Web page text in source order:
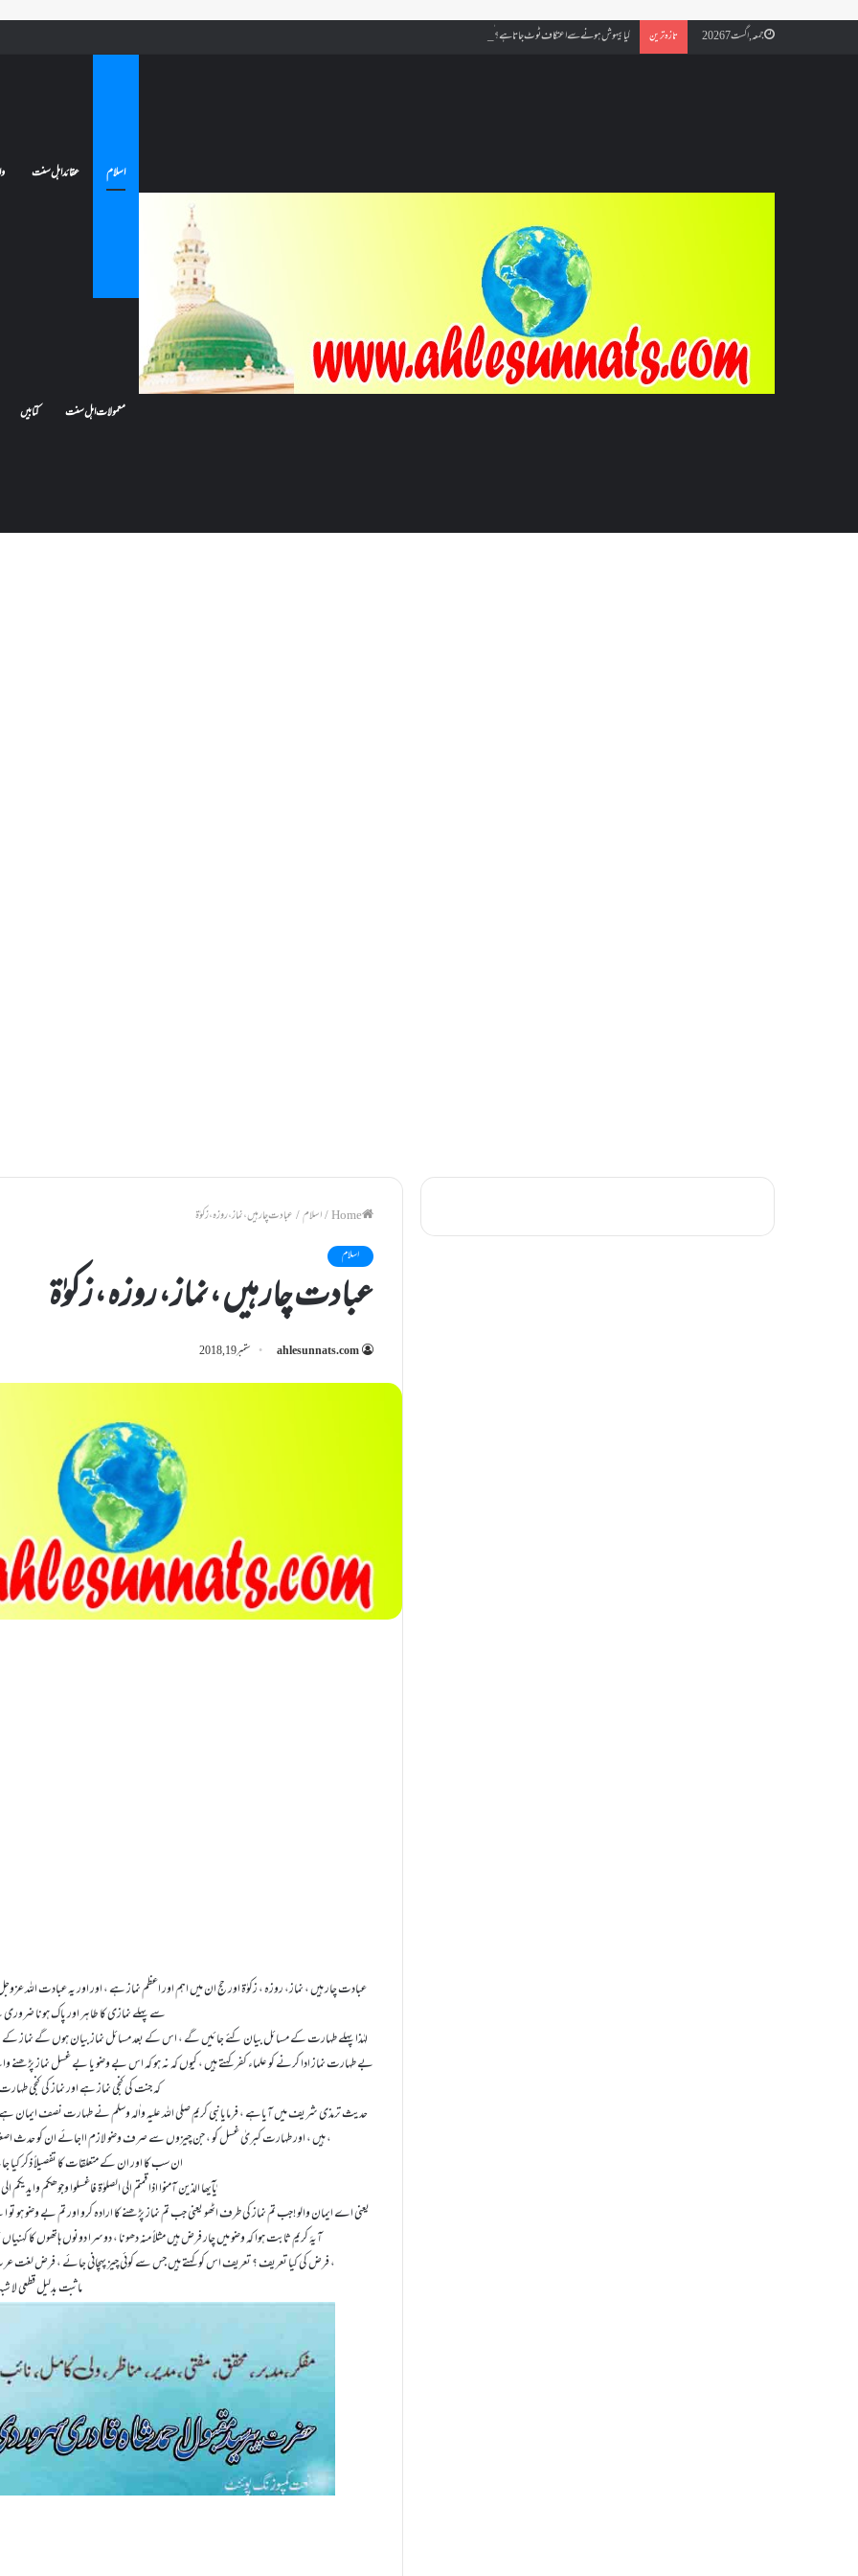
جمعہ, اگست 7 2026 تازہ ترین کیا بیہوش ہونے سے اعتکاف ٹوٹ جاتا ہے؟ اگر معتکف کو احتلام ہو جائے تو کیا اس کا اعتکاف ٹوٹ جائے گا؟فنائے مسجد کسے کہتے ہیں ، اور کیا معتکف فنائے مسجد میں جا سکتا ہے؟
اسلام عقائد اہل سنت
معمولات اہل سنت کتابیں
/اسلام/عبادت چار ہیں ، نماز، روزہ ، زکوٰۃ
اسلام
عبادت چار ہیں ، نماز، روزہ ، زکوٰۃ
ahlesunnats.com ستمبر 19, 2018
عبادت چار ہیں ، نماز، روزہ ، زکوٰۃ اور حج ان میں اہم اور اعظم نماز ہے ، اور اور یہ عبادت اللہ
سے پہلے نمازی کا طاہر اور پاک ہونا
بے طہارت نماز ادا کرنے کو علماء کفر کہتے ہیں ، کیوں کہ نہ ہو کہ اس بے وضو یا بے غسل نماز پڑھنے
کہ جنت کی کنجی نماز ہے اور نماز کی کنجی
ہیں ، اور طہارت کبریٰ غسل کو ، جن چیزوں سے صرف وضو لازم ااجائے ان کو حدث اصغر کہتے ہیں ، اور جن چیزوں سے غسل لازم آجائے ان کو حدث اکبر کہتے ہیں ،
ان سب کا اور ان کے متعلقات کا تفصیلاً ذکر کیا
یٰآیھا الذین آمنوا اذا قمتم الی الصلوٰۃ فاغسلوا وجوھکم وایدیکم
یعنی اے ایمان والو !جب تم نماز کی طرف اٹھو یعنی جب تم نماز پڑھنے کا ارادہ کرو اور تم بے وضو ہو
آیۂ کریم ثابت ہوا کہ وضو میں چار فرض ہیں مثلاً منہ دھونا ، دوسرا دونوں ہاتھوں کا
فرض کی کیا تعریف ؟ تعریف اس کو کہتے ہیں جس سے کوئی چیز پہچانی جائے ، فرض لغت عرب میں اندازہ کرنے کو اور مقرر کرنے کو کہتے ہیں ، شریعت میں فرض یہ ہے ،
ماثبت بدلیل قطعی لا